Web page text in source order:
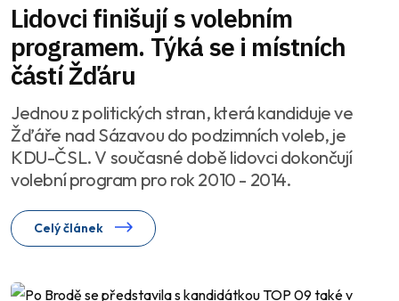
Lidovci finišují s volebním
programem. Týká se i místních
částí Žďáru
Jednou z politických stran, která kandiduje ve
Žďáře nad Sázavou do podzimních voleb, je
KDU-ČSL. V současné době lidovci dokončují
volební program pro rok 2010 - 2014.
Celý článek